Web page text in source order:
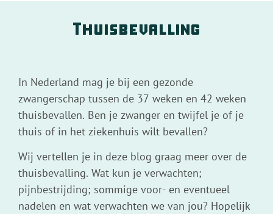
Thuisbevalling
In Nederland mag je bij een gezonde
zwangerschap tussen de 37 weken en 42 weken
thuisbevallen. Ben je zwanger en twijfel je of je
thuis of in het ziekenhuis wilt bevallen?
Wij vertellen je in deze blog graag meer over de
thuisbevalling. Wat kun je verwachten;
pijnbestrijding; sommige voor- en eventueel
nadelen en wat verwachten we van jou? Hopelijk